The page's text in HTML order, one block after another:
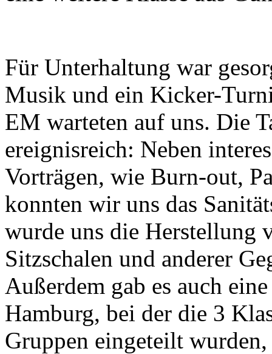
Für Unterhaltung war
Musik und ein Kicker-
EM warteten auf uns. Die
ereignisreich: Neben
Vorträgen, wie Burn-out,
konnten wir uns das
wurde uns die Herstellung
Sitzschalen und anderer
Außerdem gab es auch
Hamburg, bei der die 3
Gruppen eingeteilt